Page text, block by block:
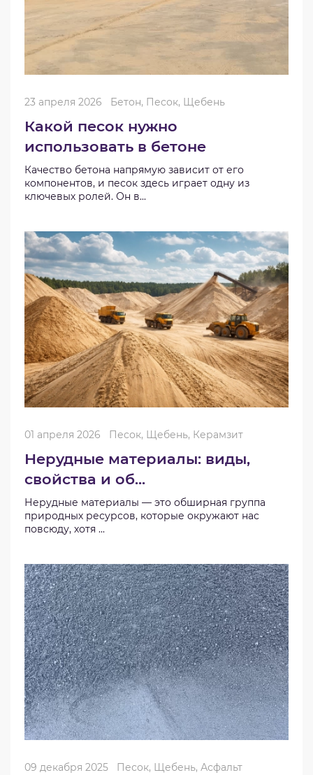
23 апреля 2026 Бетон, Песок, Щебень
Какой песок нужно
использовать в бетоне
Качество бетона напрямую зависит от его
компонентов, и песок здесь играет одну из
ключевых ролей. Он в...
01 апреля 2026 Песок, Щебень, Керамзит
Нерудные материалы: виды,
свойства и об...
Нерудные материалы — это обширная группа
природных ресурсов, которые окружают нас
повсюду, хотя ...
09 декабря 2025 Песок, Щебень, Асфальт